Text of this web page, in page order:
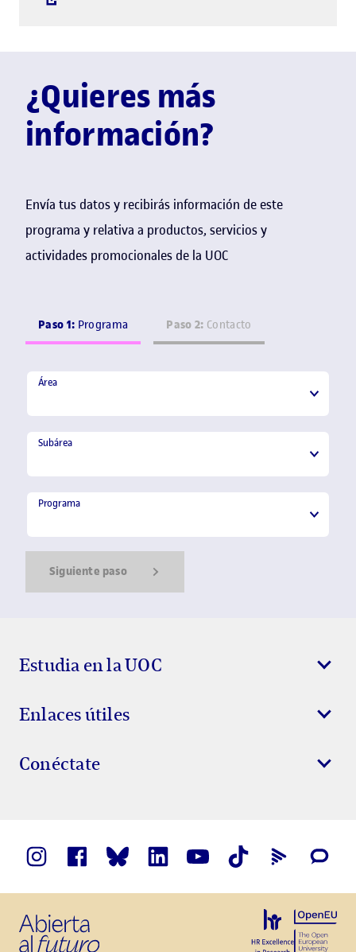
¿Quieres más
información?
Envía tus datos y recibirás información de este
programa y relativa a productos, servicios y
actividades promocionales de la UOC
Paso 1: Programa Paso 2: Contacto
Área
Área
Subárea
Subárea
Programa
Programa
Siguiente paso
Estudia en la UOC
Enlaces útiles
Conéctate